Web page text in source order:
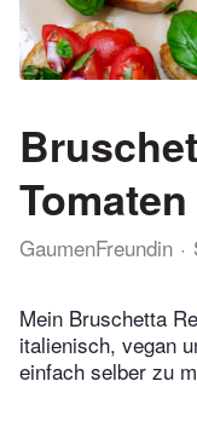
Tomaten
GaumenFreundin
Mein Bruschetta
italienisch, vegan
einfach selber zu